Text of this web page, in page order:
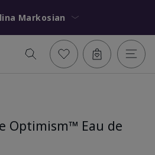
Selina Markosian
Optimism™ Eau de